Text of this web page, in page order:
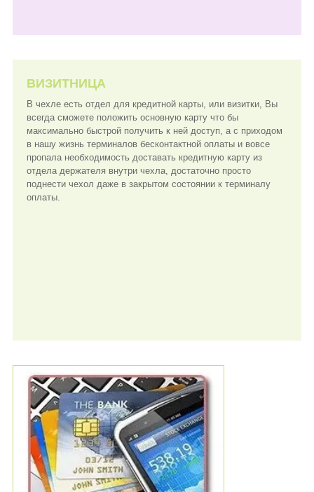
ВИЗИТНИЦА
В чехле есть отдел для кредитной карты, или визитки, Вы
всегда сможете положить основную карту что бы
максимально быстрой получить к ней доступ, а с приходом
в нашу жизнь терминалов бесконтактной оплаты и вовсе
пропала необходимость доставать кредитную карту из
отдела держателя внутри чехла, достаточно просто
поднести чехол даже в закрытом состоянии к терминалу
оплаты.